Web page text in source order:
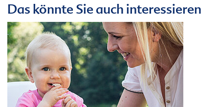
Das könnte Sie auch interessieren